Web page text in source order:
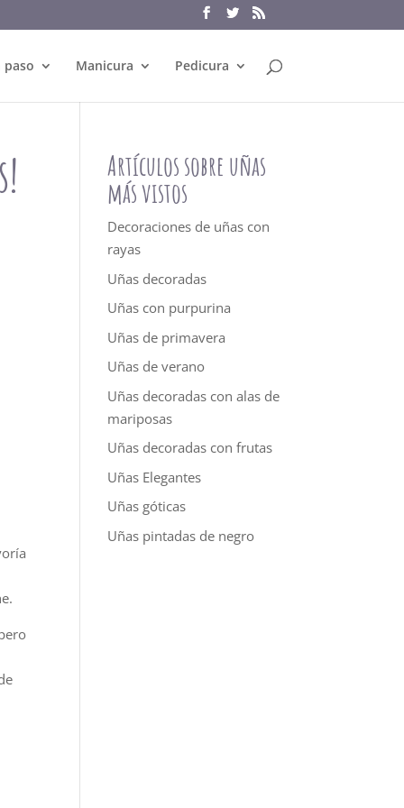
paso Manicura Pedicura
Artículos sobre uñas
más vistos
Decoraciones de uñas con
rayas
Uñas decoradas
Uñas con purpurina
Uñas de primavera
Uñas de verano
Uñas decoradas con alas de
mariposas
Uñas decoradas con frutas
Uñas Elegantes
Uñas góticas
Uñas pintadas de negro